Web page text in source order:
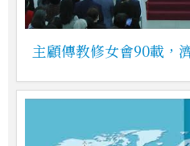
主顧傳教修女會90載，